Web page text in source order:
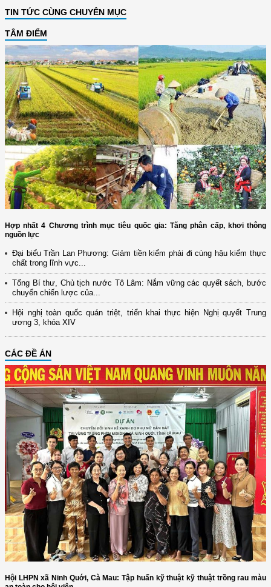
TIN TỨC CÙNG CHUYÊN MỤC
TÂM ĐIỂM
Hợp nhất 4 Chương trình mục tiêu quốc gia: Tăng phân cấp, khơi thông
nguồn lực
Đại biểu Trần Lan Phương: Giảm tiền kiểm phải đi cùng hậu kiểm thực
chất trong lĩnh vực...
Tổng Bí thư, Chủ tịch nước Tô Lâm: Nắm vững các quyết sách, bước
chuyển chiến lược của...
Hội nghị toàn quốc quán triệt, triển khai thực hiện Nghị quyết Trung
ương 3, khóa XIV
CÁC ĐỀ ÁN
Hội LHPN xã Ninh Quới, Cà Mau: Tập huấn kỹ thuật kỹ thuật trồng rau màu